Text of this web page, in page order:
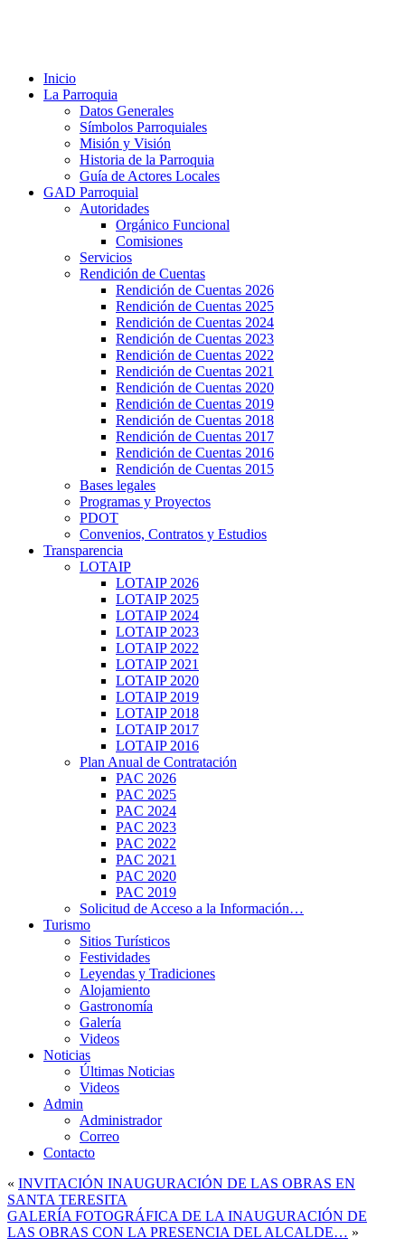
Inicio
La Parroquia
Datos Generales
Símbolos Parroquiales
Misión y Visión
Historia de la Parroquia
Guía de Actores Locales
GAD Parroquial
Autoridades
Orgánico Funcional
Comisiones
Servicios
Rendición de Cuentas
Rendición de Cuentas 2026
Rendición de Cuentas 2025
Rendición de Cuentas 2024
Rendición de Cuentas 2023
Rendición de Cuentas 2022
Rendición de Cuentas 2021
Rendición de Cuentas 2020
Rendición de Cuentas 2019
Rendición de Cuentas 2018
Rendición de Cuentas 2017
Rendición de Cuentas 2016
Rendición de Cuentas 2015
Bases legales
Programas y Proyectos
PDOT
Convenios, Contratos y Estudios
Transparencia
LOTAIP
LOTAIP 2026
LOTAIP 2025
LOTAIP 2024
LOTAIP 2023
LOTAIP 2022
LOTAIP 2021
LOTAIP 2020
LOTAIP 2019
LOTAIP 2018
LOTAIP 2017
LOTAIP 2016
Plan Anual de Contratación
PAC 2026
PAC 2025
PAC 2024
PAC 2023
PAC 2022
PAC 2021
PAC 2020
PAC 2019
Solicitud de Acceso a la Información…
Turismo
Sitios Turísticos
Festividades
Leyendas y Tradiciones
Alojamiento
Gastronomía
Galería
Videos
Noticias
Últimas Noticias
Videos
Admin
Administrador
Correo
Contacto
« INVITACIÓN INAUGURACIÓN DE LAS OBRAS EN
SANTA TERESITA
GALERÍA FOTOGRÁFICA DE LA INAUGURACIÓN DE
LAS OBRAS CON LA PRESENCIA DEL ALCALDE… »